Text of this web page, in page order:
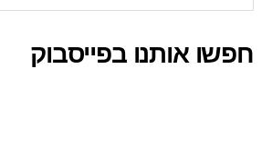
חפשו אותנו בפייסבוק